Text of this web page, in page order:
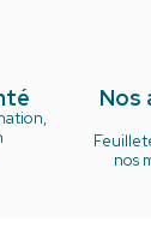
Nos
nos